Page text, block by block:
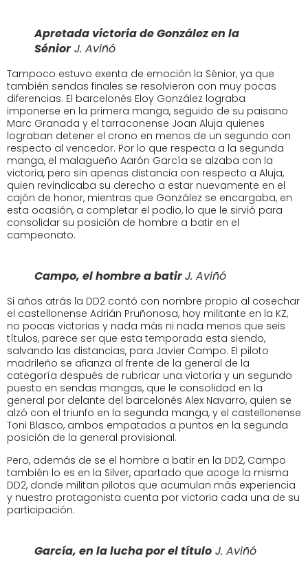
Apretada victoria de González en la
SéniorJ. Aviñó
Tampoco estuvo exenta de emoción la Sénior, ya que
también sendas finales se resolvieron con muy pocas
diferencias. El barcelonés Eloy González lograba
imponerse en la primera manga, seguido de su paisano
Marc Granada y el tarraconense Joan Aluja quienes
lograban detener el crono en menos de un segundo con
respecto al vencedor. Por lo que respecta a la segunda
manga, el malagueño Aarón García se alzaba con la
victoria, pero sin apenas distancia con respecto a Aluja,
quien revindicaba su derecho a estar nuevamente en el
cajón de honor, mientras que González se encargaba, en
esta ocasión, a completar el podio, lo que le sirvió para
consolidar su posición de hombre a batir en el
campeonato.
Campo, el hombre a batirJ. Aviñó
Si años atrás la DD2 contó con nombre propio al cosechar
el castellonense Adrián Pruñonosa, hoy militante en la KZ,
no pocas victorias y nada más ni nada menos que seis
títulos, parece ser que esta temporada esta siendo,
salvando las distancias, para Javier Campo. El piloto
madrileño se afianza al frente de la general de la
categoría después de rubricar una victoria y un segundo
puesto en sendas mangas, que le consolidad en la
general por delante del barcelonés Alex Navarro, quien se
alzó con el triunfo en la segunda manga, y el castellonense
Toni Blasco, ambos empatados a puntos en la segunda
posición de la general provisional.
Pero, además de se el hombre a batir en la DD2, Campo
también lo es en la Silver, apartado que acoge la misma
DD2, donde militan pilotos que acumulan más experiencia
y nuestro protagonista cuenta por victoria cada una de su
participación.
García, en la lucha por el título J. Aviñó